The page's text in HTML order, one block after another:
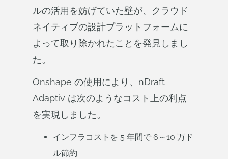
ルの活用を妨げていた壁が、クラウド
ネイティブの設計プラットフォームに
よって取り除かれたことを発見しまし
た。
Onshape の使用により、nDraft
Adaptiv は次のようなコスト上の利点
を実現しました。
インフラコストを 5 年間で 6～10 万ド
ル節約